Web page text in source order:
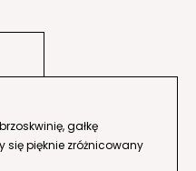
gałkę
się pięknie zróżnicowany